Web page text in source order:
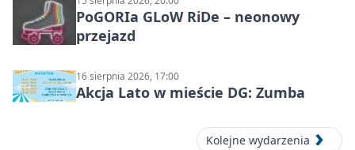
PoGORIa GLoW RiDe – neonowy
przejazd
16 sierpnia 2026, 17:00
Akcja Lato w mieście DG: Zumba
Kolejne wydarzenia